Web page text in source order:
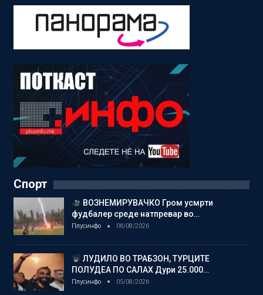
Спорт
ВОЗНЕМИРУВАЧКО Гром усмрти
фудбалер среде натпревар во…
Плусинфо 06/08/2026
ЛУДИЛО ВО ТРАБЗОН, ТУРЦИТЕ
ПОЛУДЕА ПО САЛАХ Дури 25.000…
Плусинфо 05/08/2026